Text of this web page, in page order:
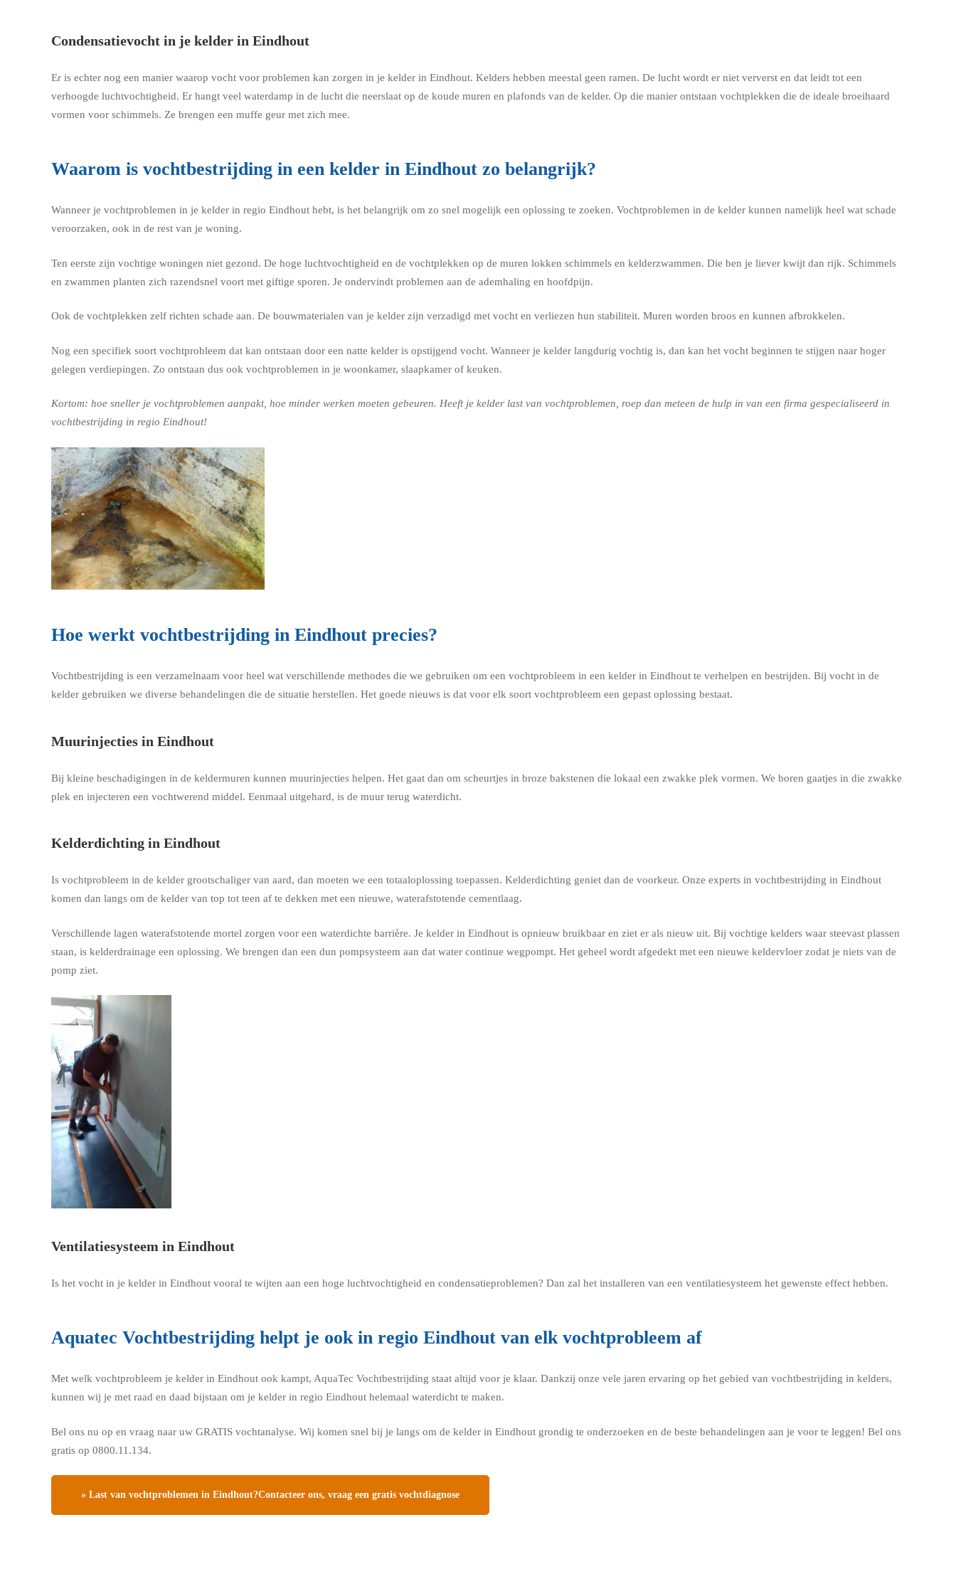
Condensatievocht in je kelder in Eindhout
Er is echter nog een manier waarop vocht voor problemen kan zorgen in je kelder in Eindhout. Kelders hebben meestal geen ramen. De lucht wordt er niet ververst en dat leidt tot een
verhoogde luchtvochtigheid. Er hangt veel waterdamp in de lucht die neerslaat op de koude muren en plafonds van de kelder. Op die manier ontstaan vochtplekken die de ideale broeihaard
vormen voor schimmels. Ze brengen een muffe geur met zich mee.
Waarom is vochtbestrijding in een kelder in Eindhout zo belangrijk?
Wanneer je vochtproblemen in je kelder in regio Eindhout hebt, is het belangrijk om zo snel mogelijk een oplossing te zoeken. Vochtproblemen in de kelder kunnen namelijk heel wat schade
veroorzaken, ook in de rest van je woning.
Ten eerste zijn vochtige woningen niet gezond. De hoge luchtvochtigheid en de vochtplekken op de muren lokken schimmels en kelderzwammen. Die ben je liever kwijt dan rijk. Schimmels
en zwammen planten zich razendsnel voort met giftige sporen. Je ondervindt problemen aan de ademhaling en hoofdpijn.
Ook de vochtplekken zelf richten schade aan. De bouwmaterialen van je kelder zijn verzadigd met vocht en verliezen hun stabiliteit. Muren worden broos en kunnen afbrokkelen.
Nog een specifiek soort vochtprobleem dat kan ontstaan door een natte kelder is opstijgend vocht. Wanneer je kelder langdurig vochtig is, dan kan het vocht beginnen te stijgen naar hoger
gelegen verdiepingen. Zo ontstaan dus ook vochtproblemen in je woonkamer, slaapkamer of keuken.
Kortom: hoe sneller je vochtproblemen aanpakt, hoe minder werken moeten gebeuren. Heeft je kelder last van vochtproblemen, roep dan meteen de hulp in van een firma gespecialiseerd in
vochtbestrijding in regio Eindhout!
Hoe werkt vochtbestrijding in Eindhout precies?
Vochtbestrijding is een verzamelnaam voor heel wat verschillende methodes die we gebruiken om een vochtprobleem in een kelder in Eindhout te verhelpen en bestrijden. Bij vocht in de
kelder gebruiken we diverse behandelingen die de situatie herstellen. Het goede nieuws is dat voor elk soort vochtprobleem een gepast oplossing bestaat.
Muurinjecties in Eindhout
Bij kleine beschadigingen in de keldermuren kunnen muurinjecties helpen. Het gaat dan om scheurtjes in broze bakstenen die lokaal een zwakke plek vormen. We boren gaatjes in die zwakke
plek en injecteren een vochtwerend middel. Eenmaal uitgehard, is de muur terug waterdicht.
Kelderdichting in Eindhout
Is vochtprobleem in de kelder grootschaliger van aard, dan moeten we een totaaloplossing toepassen. Kelderdichting geniet dan de voorkeur. Onze experts in vochtbestrijding in Eindhout
komen dan langs om de kelder van top tot teen af te dekken met een nieuwe, waterafstotende cementlaag.
Verschillende lagen waterafstotende mortel zorgen voor een waterdichte barrière. Je kelder in Eindhout is opnieuw bruikbaar en ziet er als nieuw uit. Bij vochtige kelders waar steevast plassen
staan, is kelderdrainage een oplossing. We brengen dan een dun pompsysteem aan dat water continue wegpompt. Het geheel wordt afgedekt met een nieuwe keldervloer zodat je niets van de
pomp ziet.
Ventilatiesysteem in Eindhout
Is het vocht in je kelder in Eindhout vooral te wijten aan een hoge luchtvochtigheid en condensatieproblemen? Dan zal het installeren van een ventilatiesysteem het gewenste effect hebben.
Aquatec Vochtbestrijding helpt je ook in regio Eindhout van elk vochtprobleem af
Met welk vochtprobleem je kelder in Eindhout ook kampt, AquaTec Vochtbestrijding staat altijd voor je klaar. Dankzij onze vele jaren ervaring op het gebied van vochtbestrijding in kelders,
kunnen wij je met raad en daad bijstaan om je kelder in regio Eindhout helemaal waterdicht te maken.
Bel ons nu op en vraag naar uw GRATIS vochtanalyse. Wij komen snel bij je langs om de kelder in Eindhout grondig te onderzoeken en de beste behandelingen aan je voor te leggen! Bel ons
gratis op 0800.11.134.
» Last van vochtproblemen in Eindhout?Contacteer ons, vraag een gratis vochtdiagnose